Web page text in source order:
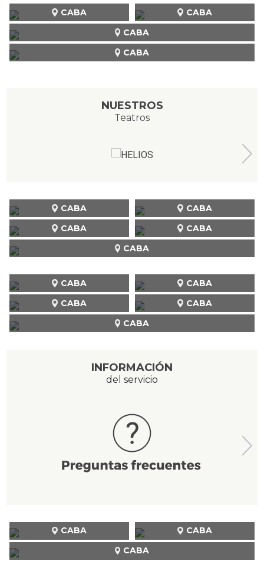
CABA
CABA CABA
CABA
NUESTROS
Teatros
CABA
CABA
CABA
CABA
CABA
CABA
CABA
CABA
CABA
CABA
INFORMACIÓN
del servicio
CABA
CABA CABA